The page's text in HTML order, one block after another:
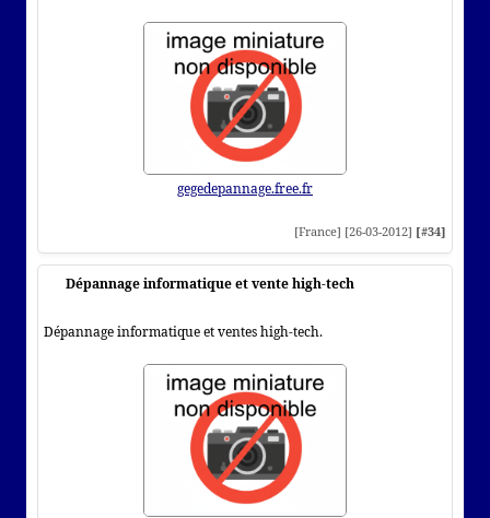
gegedepannage.free.fr
[France] [26-03-2012] [#34]
Dépannage informatique et vente high-tech
Dépannage informatique et ventes high-tech.